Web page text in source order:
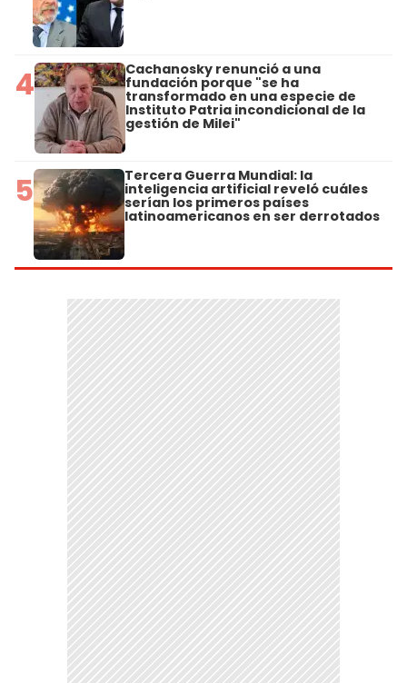
4 Cachanosky renunció a una
fundación porque "se ha
transformado en una especie de
Instituto Patria incondicional de la
gestión de Milei"
5 Tercera Guerra Mundial: la
inteligencia artificial reveló cuáles
serían los primeros países
latinoamericanos en ser derrotados